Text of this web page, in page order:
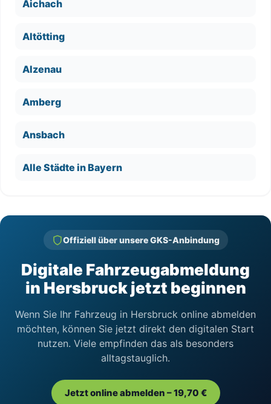
Aichach
Altötting
Alzenau
Amberg
Ansbach
Alle Städte in Bayern
Offiziell über unsere GKS-Anbindung
Digitale Fahrzeugabmeldung
in Hersbruck jetzt beginnen
Wenn Sie Ihr Fahrzeug in Hersbruck online abmelden
möchten, können Sie jetzt direkt den digitalen Start
nutzen. Viele empfinden das als besonders
alltagstauglich.
Jetzt online abmelden – 19,70 €